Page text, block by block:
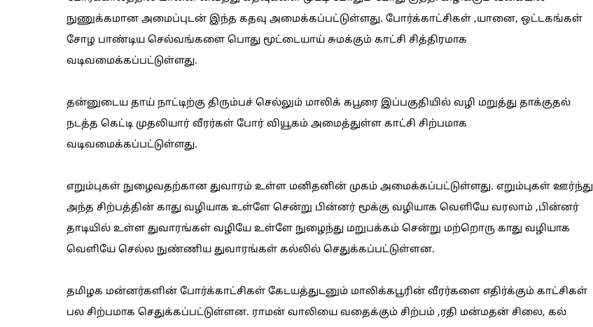
நுணுக்கமான அமைப்புடன் இந்த கதவு அமைக்கப்பட்டுள்ளது. போர்க்காட்சிகள் ,யானை, ஒட்டகங்கள்
சோழ பாண்டிய செல்வங்களை பொது மூட்டையாய் சுமக்கும் காட்சி சித்திரமாக
வடிவமைக்கப்பட்டுள்ளது.
தன்னுடைய தாய் நாட்டிற்கு திரும்பச் செல்லும் மாலிக் கபூரை இப்பகுதியில் வழி மறுத்து தாக்குதல்
நடத்த கெட்டி முதலியார் வீரர்கள் போர் வியூகம் அமைத்துள்ள காட்சி சிற்பமாக
வடிவமைக்கப்பட்டுள்ளது.
எறும்புகள் நுழைவதற்கான துவாரம் உள்ள மனிதனின் முகம் அமைக்கப்பட்டுள்ளது. எறும்புகள் ஊர்ந்து
அந்த சிற்பத்தின் காது வழியாக உள்ளே சென்று பின்னர் மூக்கு வழியாக வெளியே வரலாம் ,பின்னர்
தாடியில் உள்ள துவாரங்கள் வழியே உள்ளே நுழைந்து மறுபக்கம் சென்று மற்றொரு காது வழியாக
வெளியே செல்ல நுண்ணிய துவாரங்கள் கல்லில் செதுக்கப்பட்டுள்ளன.
தமிழக மன்னர்களின் போர்க்காட்சிகள் கேடயத்துடனும் மாலிக்கபூரின் வீரர்களை எதிர்க்கும் காட்சிகள்
பல சிற்பமாக செதுக்கப்பட்டுள்ளன. ராமன் வாலியை வதைக்கும் சிற்பம் ,ரதி மன்மதன் சிலை, கல்